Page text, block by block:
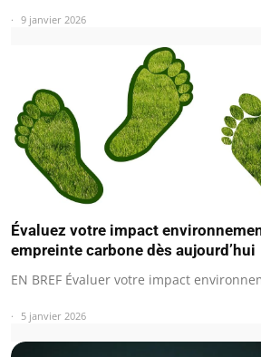
9 janvier 2026
Évaluez votre impact
empreinte carbone dès aujourd’hui
EN BREF Évaluer votre impact
5 janvier 2026